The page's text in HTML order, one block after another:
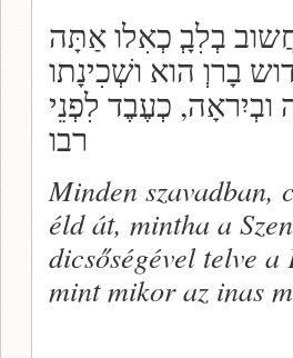
בְלִבְָ כְאִלו אַתָּה
בָרוְ הוא ושְׁכִינָתו
ובְיִראָה, כְעֶבֶד לִפְנֵי
רבו
Minden szavadban,
éld át, mintha a
dicsőségével telve
mint mikor az inas